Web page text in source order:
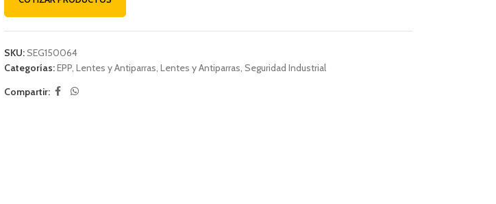
SKU:SEG150064
Categorías:EPP, Lentes y Antiparras, Lentes y Antiparras, Seguridad Industrial
Compartir: